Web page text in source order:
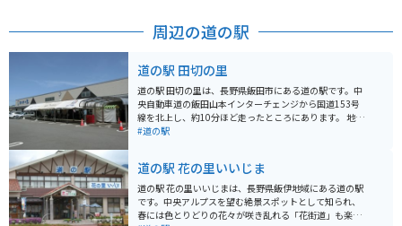
周辺の道の駅
道の駅 田切の里
道の駅 田切の里は、長野県飯田市にある道の駅です。中
央自動車道の飯田山本インターチェンジから国道153号
線を北上し、約10分ほど走ったところにあります。 地元
の農産物が販売されている直売所があり、新鮮な野菜や
した食感が特徴です。 バイクで訪れる場合、道の駅には
広い駐車場が完備されているので安心です。また、周辺
には南アルプスの山々が連なり、絶景のツーリングコー
スとしても人気があります。道の駅 田切の里を拠点に、
#道の駅
道の駅 花の里いいじま
道の駅 花の里いいじまは、長野県飯伊地域にある道の駅
です。中央アルプスを望む絶景スポットとして知られ、
春には色とりどりの花々が咲き乱れる「花街道」も楽し